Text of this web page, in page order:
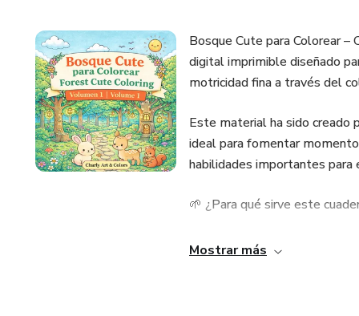
Bosque Cute para Colorear –
digital imprimible diseñado
motricidad fina a través del
Este material ha sido creado
ideal para fomentar
habilidades importantes
🌱 ¿Para qué sirve este
✔ Estimula la motricidad fina
Mostrar más